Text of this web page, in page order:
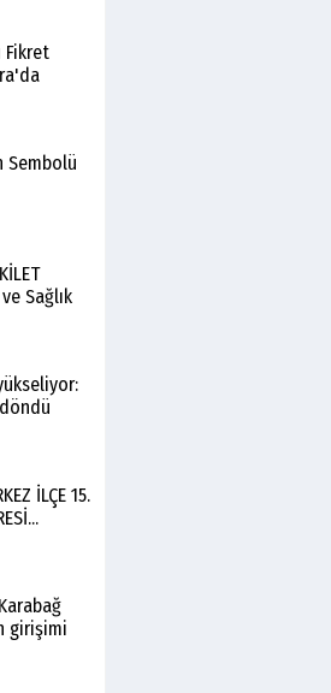
Fikret
Sembolü
Sağlık
İLÇE 15.
girişimi